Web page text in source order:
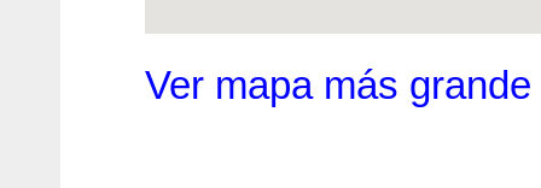
Ver mapa más grande